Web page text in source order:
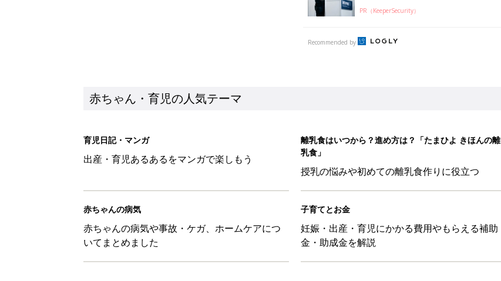
PR（KeeperSecurity）
Recommended by
赤ちゃん・育児の人気テーマ
育児日記・マンガ
出産・育児あるあるをマンガで楽しもう
離乳食はいつから？進め方は？「たまひよ きほんの離
乳食」
授乳の悩みや初めての離乳食作りに役立つ
赤ちゃんの病気
赤ちゃんの病気や事故・ケガ、ホームケアにつ
いてまとめました
子育てとお金
妊娠・出産・育児にかかる費用やもらえる補助
金・助成金を解説